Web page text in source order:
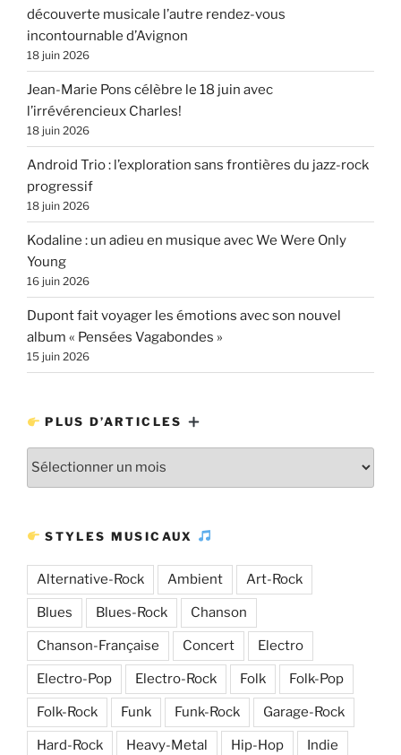
découverte musicale l’autre rendez-vous
incontournable d’Avignon
18 juin 2026
Jean-Marie Pons célèbre le 18 juin avec
l’irrévérencieux Charles!
18 juin 2026
Android Trio : l’exploration sans frontières du jazz-rock
progressif
18 juin 2026
Kodaline : un adieu en musique avec We Were Only
Young
16 juin 2026
Dupont fait voyager les émotions avec son nouvel
album « Pensées Vagabondes »
15 juin 2026
PLUS D’ARTICLES
STYLES MUSICAUX
Alternative-Rock Ambient Art-Rock
Blues Blues-Rock Chanson
Chanson-Française Concert Electro
Electro-Pop Electro-Rock Folk Folk-Pop
Folk-Rock Funk Funk-Rock Garage-Rock
Hard-Rock Heavy-Metal Hip-Hop Indie